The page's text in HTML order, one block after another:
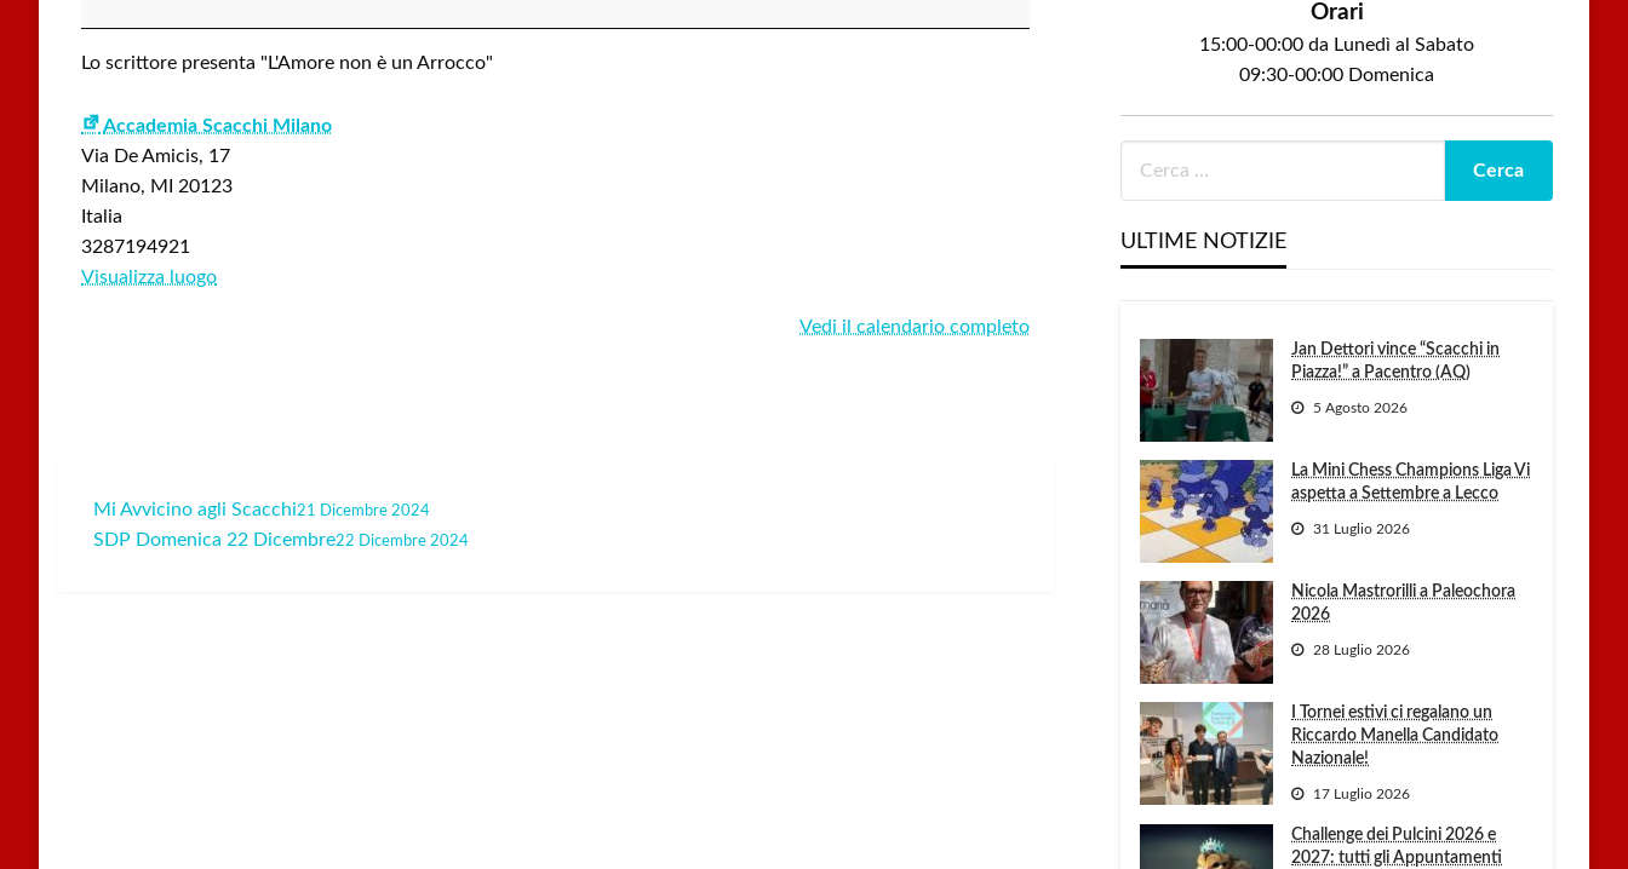
Raul
Montanari
Lo scrittore presenta "L'Amore non è un Arrocco"
Accademia Scacchi Milano
Via De Amicis, 17
Milano, MI
20123
Italia
3287194921
Visualizza luogo
Vedi il calendario completo
Navigazione
Mi Avvicino agli Scacchi21 Dicembre 2024
SDP Domenica 22 Dicembre22 Dicembre 2024
Orari
15:00-00:00 da Lunedì al Sabato
09:30-00:00 Domenica
ULTIME NOTIZIE
Jan Dettori vince “Scacchi in
Piazza!” a Pacentro (AQ)
5 Agosto 2026
La Mini Chess Champions Liga Vi
aspetta a Settembre a Lecco
31 Luglio 2026
Nicola Mastrorilli a Paleochora
2026
28 Luglio 2026
I Tornei estivi ci regalano un
Riccardo Manella Candidato
Nazionale!
17 Luglio 2026
Challenge dei Pulcini 2026 e
2027: tutti gli Appuntamenti